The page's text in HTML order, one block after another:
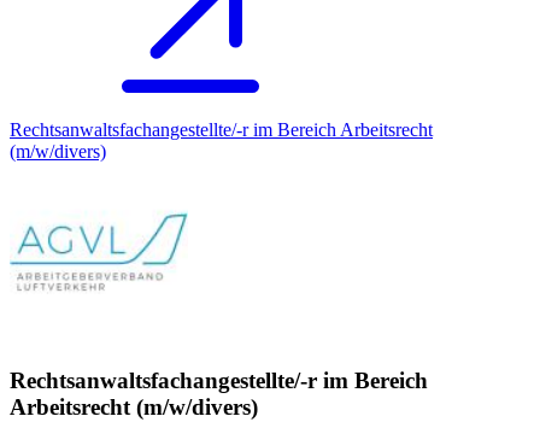
Rechtsanwaltsfachangestellte/-r im Bereich Arbeitsrecht
(m/w/divers)
Rechtsanwaltsfachangestellte/-r im Bereich
Arbeitsrecht (m/w/divers)